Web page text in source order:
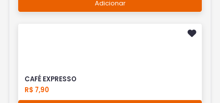
Adicionar
CAFÉ EXPRESSO
R$ 7,90